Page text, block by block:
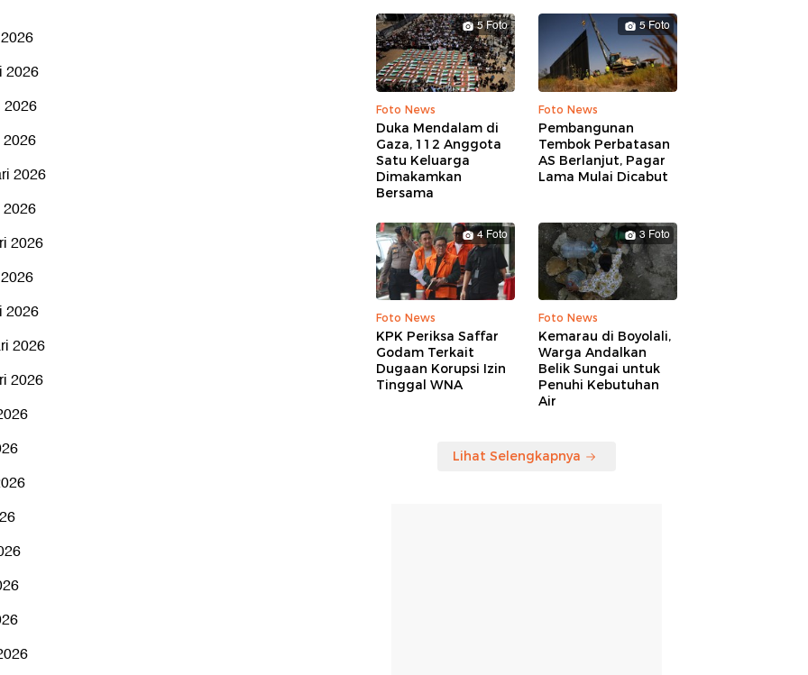
2026
2026
2026
2026
2026
2026
2026
5 Foto
Foto News
Duka Mendalam di
Gaza, 112 Anggota
Satu Keluarga
Dimakamkan
Bersama
5 Foto
Foto News
Pembangunan
Tembok Perbatasan
AS Berlanjut, Pagar
Lama Mulai Dicabut
4 Foto
Foto News
KPK Periksa Saffar
Godam Terkait
Dugaan Korupsi Izin
Tinggal WNA
3 Foto
Foto News
Kemarau di Boyolali,
Warga Andalkan
Belik Sungai untuk
Penuhi Kebutuhan
Air
Lihat Selengkapnya